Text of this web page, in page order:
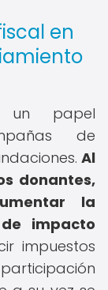
en
un papel
de
Al
donantes,
la
impacto
impuestos